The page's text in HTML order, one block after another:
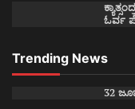
ಓರ್ವ
Trending News
32